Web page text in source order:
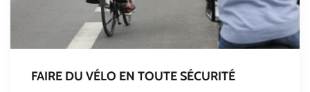
FAIRE DU VÉLO EN TOUTE SÉCURITÉ